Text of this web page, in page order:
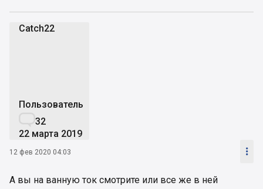
Catch22
Пользователь
32
22 марта 2019
12 фев 2020 04:03 
А вы на ванную ток смотрите или все же в ней